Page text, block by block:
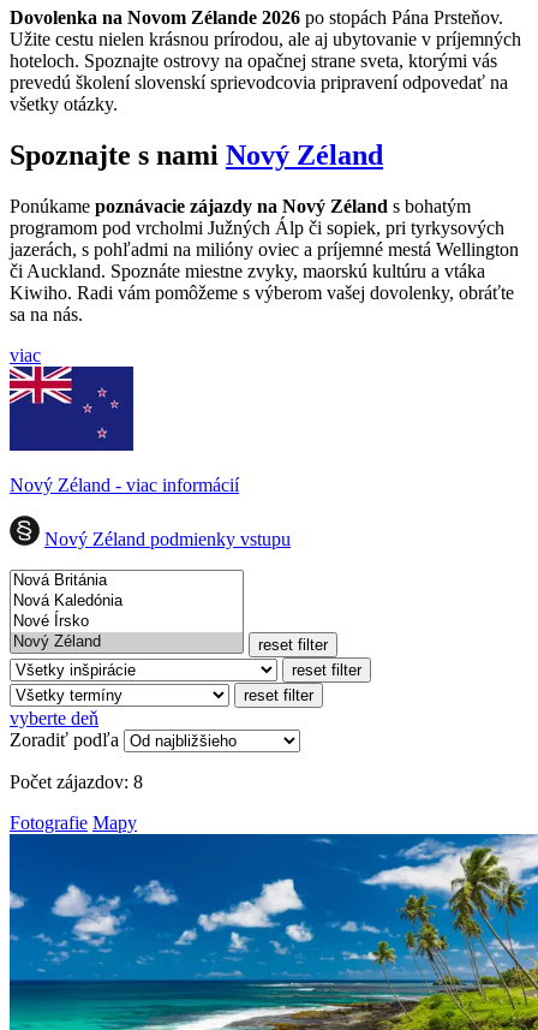
Dovolenka na Novom Zélande 2026 po stopách Pána Prsteňov.
Užite cestu nielen krásnou prírodou, ale aj ubytovanie v príjemných
hoteloch. Spoznajte ostrovy na opačnej strane sveta, ktorými vás
prevedú školení slovenskí sprievodcovia pripravení odpovedať na
všetky otázky.
Spoznajte s nami Nový Zéland
Ponúkame poznávacie zájazdy na Nový Zéland s bohatým
programom pod vrcholmi Južných Álp či sopiek, pri tyrkysových
jazerách, s pohľadmi na milióny oviec a príjemné mestá Wellington
či Auckland. Spoznáte miestne zvyky, maorskú kultúru a vtáka
Kiwiho. Radi vám pomôžeme s výberom vašej dovolenky, obráťte
sa na nás.
viac
Nový Zéland - viac informácií
Nový Zéland podmienky vstupu
reset filter
reset filter
reset filter
vyberte deň
Zoradiť podľa
Počet zájazdov: 8
Fotografie Mapy